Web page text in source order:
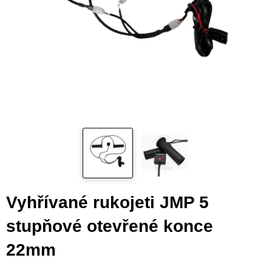
Vyhřívané rukojeti JMP 5
stupňové otevřené konce
22mm